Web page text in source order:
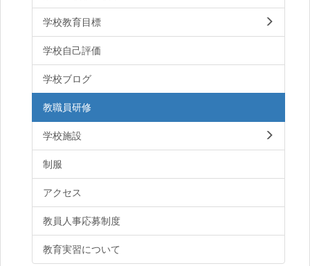
学校教育目標
学校自己評価
学校ブログ
教職員研修
学校施設
制服
アクセス
教員人事応募制度
教育実習について